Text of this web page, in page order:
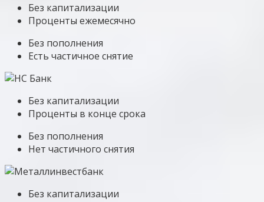
Без капитализации
Проценты ежемесячно
Без пополнения
Есть частичное снятие
Без капитализации
Проценты в конце срока
Без пополнения
Нет частичного снятия
Без капитализации